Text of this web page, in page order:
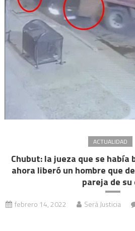
que
chocó
con
un
camión
ACTUALIDAD
Chubut: la jueza que se había
ahora liberó un hombre que
pareja de su
febrero 14, 2022 Será Justicia